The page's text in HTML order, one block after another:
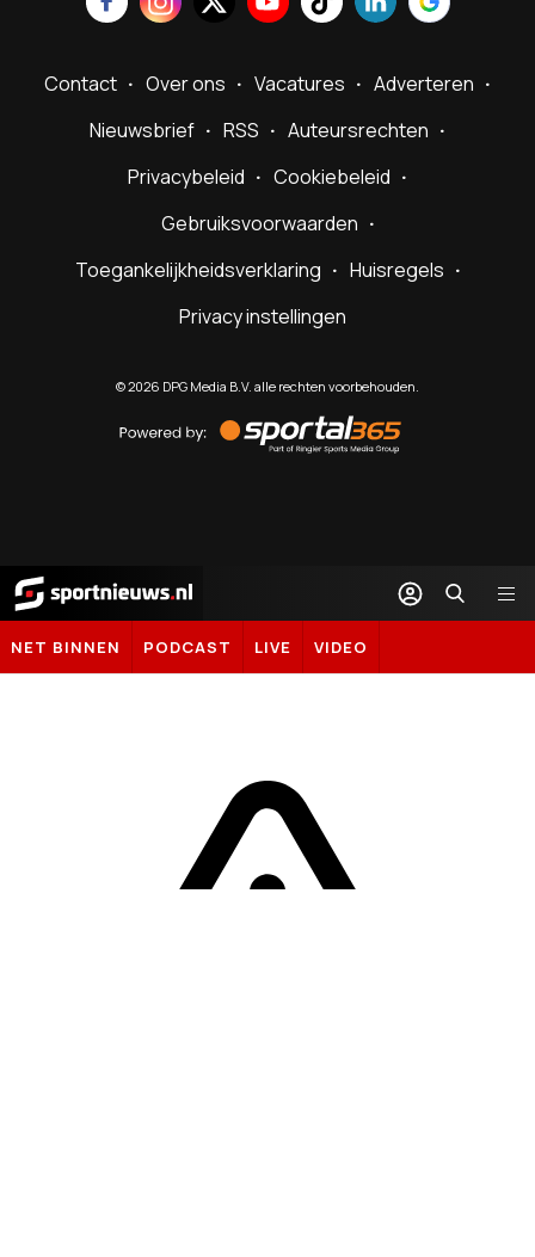
Contact Over ons Vacatures
Adverteren
Nieuwsbrief
RSS
Auteursrechten
Privacybeleid
Cookiebeleid
Gebruiksvoorwaarden
Toegankelijkheidsverklaring
Huisregels
Privacy instellingen
©2026 DPG Media B.V. alle rechten voorbehouden.
by
Sportal365
Sportnieuws.nl
NET BINNEN PODCAST LIVE VIDEO